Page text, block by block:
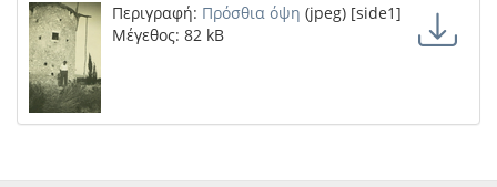
Περιγραφή: Πρόσθια όψη (jpeg) [side1]
Μέγεθος: 82 kB